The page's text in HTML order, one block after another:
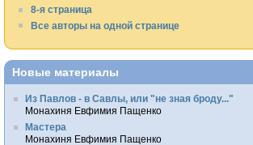
8-я страница
Все авторы на одной странице
Новые материалы
Из Павлов - в Савлы, или "не зная броду..."
Монахиня Евфимия Пащенко
Мастера
Монахиня Евфимия Пащенко